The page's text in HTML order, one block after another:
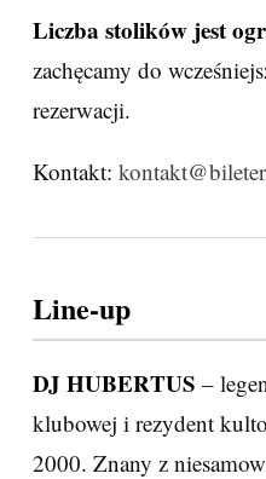
Liczba stolików jest
zachęcamy do
rezerwacji.
Kontakt:
Line-up
DJ HUBERTUS –
klubowej i rezydent
2000. Znany z